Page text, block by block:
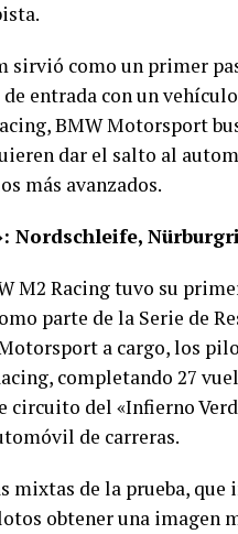
sirvió como un primer
entrada con un
BMW Motorsport
dar el salto al
más avanzados.
Nordschleife,
M2 Racing tuvo su
parte de la Serie de
a cargo, los
completando 27
circuito del «Infierno
de carreras.
mixtas de la prueba,
obtener una imagen